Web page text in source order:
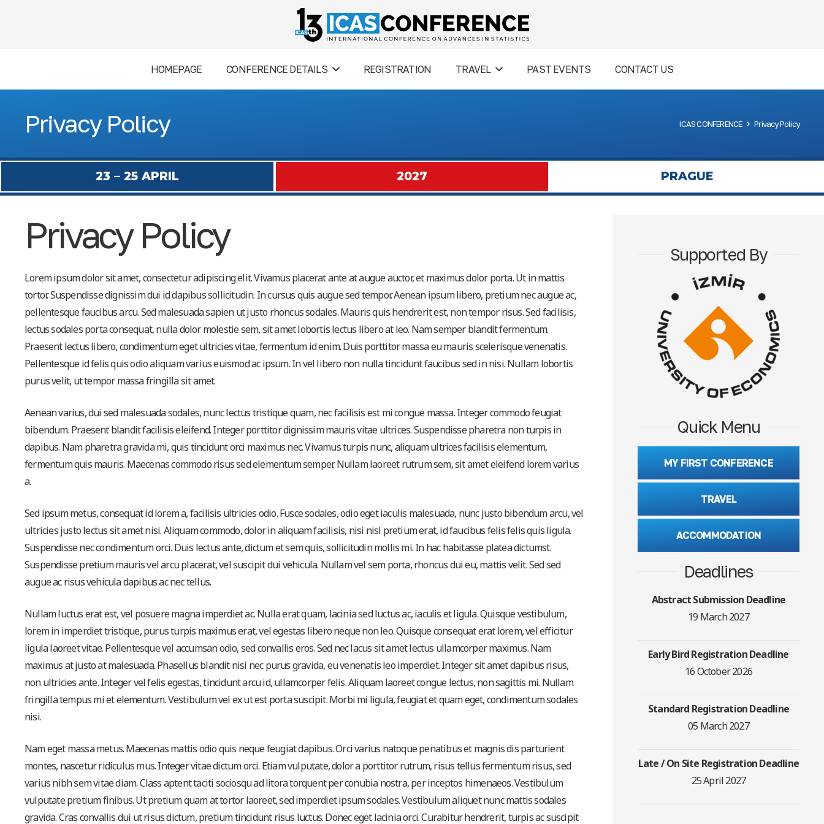
HOMEPAGE CONFERENCE DETAILS REGISTRATION TRAVEL PAST EVENTS CONTACT US
Privacy Policy ICAS CONFERENCE Privacy Policy
23 – 25 APRIL 2027 PRAGUE
Privacy Policy
Lorem ipsum dolor sit amet, consectetur adipiscing elit. Vivamus placerat ante at augue auctor, et maximus dolor porta. Ut in mattis
tortor. Suspendisse dignissim dui id dapibus sollicitudin. In cursus quis augue sed tempor. Aenean ipsum libero, pretium nec augue ac,
pellentesque faucibus arcu. Sed malesuada sapien ut justo rhoncus sodales. Mauris quis hendrerit est, non tempor risus. Sed facilisis,
lectus sodales porta consequat, nulla dolor molestie sem, sit amet lobortis lectus libero at leo. Nam semper blandit fermentum.
Praesent lectus libero, condimentum eget ultricies vitae, fermentum id enim. Duis porttitor massa eu mauris scelerisque venenatis.
Pellentesque id felis quis odio aliquam varius euismod ac ipsum. In vel libero non nulla tincidunt faucibus sed in nisi. Nullam lobortis
purus velit, ut tempor massa fringilla sit amet.
Aenean varius, dui sed malesuada sodales, nunc lectus tristique quam, nec facilisis est mi congue massa. Integer commodo feugiat
bibendum. Praesent blandit facilisis eleifend. Integer porttitor dignissim mauris vitae ultrices. Suspendisse pharetra non turpis in
dapibus. Nam pharetra gravida mi, quis tincidunt orci maximus nec. Vivamus turpis nunc, aliquam ultrices facilisis elementum,
fermentum quis mauris. Maecenas commodo risus sed elementum semper. Nullam laoreet rutrum sem, sit amet eleifend lorem varius
a.
Sed ipsum metus, consequat id lorem a, facilisis ultricies odio. Fusce sodales, odio eget iaculis malesuada, nunc justo bibendum arcu, vel
ultricies justo lectus sit amet nisi. Aliquam commodo, dolor in aliquam facilisis, nisi nisl pretium erat, id faucibus felis felis quis ligula.
Suspendisse nec condimentum orci. Duis lectus ante, dictum et sem quis, sollicitudin mollis mi. In hac habitasse platea dictumst.
Suspendisse pretium mauris vel arcu placerat, vel suscipit dui vehicula. Nullam vel sem porta, rhoncus dui eu, mattis velit. Sed sed
augue ac risus vehicula dapibus ac nec tellus.
Nullam luctus erat est, vel posuere magna imperdiet ac. Nulla erat quam, lacinia sed luctus ac, iaculis et ligula. Quisque vestibulum,
lorem in imperdiet tristique, purus turpis maximus erat, vel egestas libero neque non leo. Quisque consequat erat lorem, vel efficitur
ligula laoreet vitae. Pellentesque vel accumsan odio, sed convallis eros. Sed nec lacus sit amet lectus ullamcorper maximus. Nam
maximus at justo at malesuada. Phasellus blandit nisi nec purus gravida, eu venenatis leo imperdiet. Integer sit amet dapibus risus,
non ultricies ante. Integer vel felis egestas, tincidunt arcu id, ullamcorper felis. Aliquam laoreet congue lectus, non sagittis mi. Nullam
fringilla tempus mi et elementum. Vestibulum vel ex ut est porta suscipit. Morbi mi ligula, feugiat et quam eget, condimentum sodales
nisi.
Nam eget massa metus. Maecenas mattis odio quis neque feugiat dapibus. Orci varius natoque penatibus et magnis dis parturient
montes, nascetur ridiculus mus. Integer vitae dictum orci. Etiam vulputate, dolor a porttitor rutrum, risus tellus fermentum risus, sed
varius nibh sem vitae diam. Class aptent taciti sociosqu ad litora torquent per conubia nostra, per inceptos himenaeos. Vestibulum
vulputate pretium finibus. Ut pretium quam at tortor laoreet, sed imperdiet ipsum sodales. Vestibulum aliquet nunc mattis sodales
gravida. Cras convallis dui ut risus dictum, pretium tincidunt risus luctus. Donec eget lacinia orci. Curabitur hendrerit, turpis ac suscipit
Supported By
Quick Menu
MY FIRST CONFERENCE
TRAVEL
ACCOMMODATION
Deadlines
Abstract Submission Deadline
19 March 2027
Early Bird Registration Deadline
16 October 2026
Standard Registration Deadline
05 March 2027
Late / On Site Registration Deadline
25 April 2027